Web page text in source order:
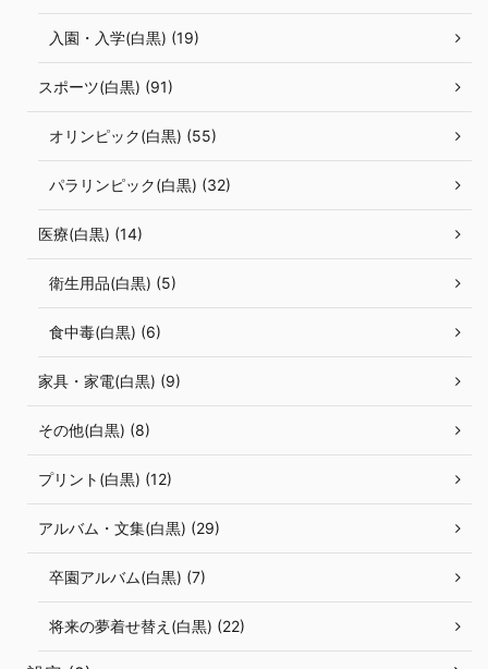
入園・入学(白黒) (19)
スポーツ(白黒) (91)
オリンピック(白黒) (55)
パラリンピック(白黒) (32)
医療(白黒) (14)
衛生用品(白黒) (5)
食中毒(白黒) (6)
家具・家電(白黒) (9)
その他(白黒) (8)
プリント(白黒) (12)
アルバム・文集(白黒) (29)
卒園アルバム(白黒) (7)
将来の夢着せ替え(白黒) (22)